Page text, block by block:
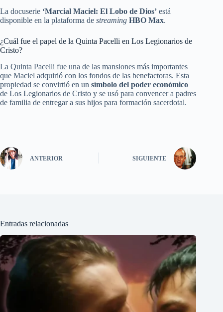
La docuserie ‘Marcial Maciel: El Lobo de Dios’ está
disponible en la plataforma de streaming HBO Max.
¿Cuál fue el papel de la Quinta Pacelli en Los Legionarios de
Cristo?
La Quinta Pacelli fue una de las mansiones más importantes
que Maciel adquirió con los fondos de las benefactoras. Esta
propiedad se convirtió en un símbolo del poder económico
de Los Legionarios de Cristo y se usó para convencer a padres
de familia de entregar a sus hijos para formación sacerdotal.
ANTERIOR SIGUIENTE
Entradas relacionadas